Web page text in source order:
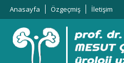
Anasayfa Özgeçmiş İletişim